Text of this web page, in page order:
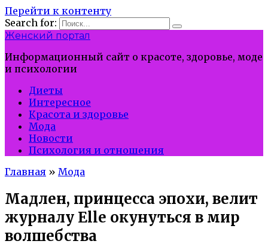
Перейти к контенту
Search for:
Женский портал
Информационный сайт о красоте, здоровье, моде
и психологии
Диеты
Интересное
Красота и здоровье
Мода
Новости
Психология и отношения
Главная » Мода
Мадлен, принцесса эпохи, велит
журналу Elle окунуться в мир
волшебства